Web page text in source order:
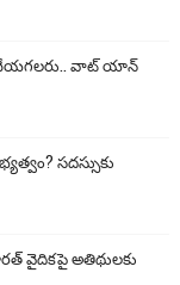
చేయగలరు.. వాట్ యాన్
సదస్సుకు
వైదికపై అతిథులకు